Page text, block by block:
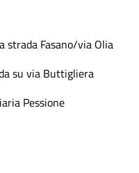
strada Fasano/via Olia
su via Buttigliera
Pessione